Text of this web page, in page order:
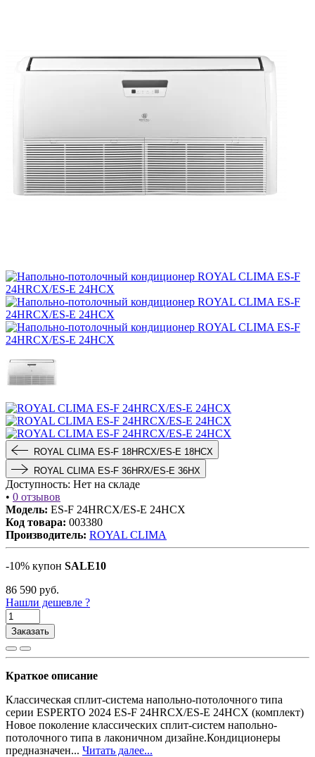
ROYAL CLIMA ES-F 18HRCX/ES-E 18HCX
ROYAL CLIMA ES-F 36HRX/ES-E 36HX
Доступность: Нет на складе
• 0 отзывов
Модель: ES-F 24HRCX/ES-E 24HCX
Код товара: 003380
Производитель: ROYAL CLIMA
-10% купон SALE10
86 590 руб.
Нашли дешевле ?
Заказать
Краткое описание
Классическая сплит-система напольно-потолочного типа
серии ESPERTO 2024 ES-F 24HRCX/ES-E 24HCX (комплект)
Новое поколение классических сплит-систем напольно-
потолочного типа в лаконичном дизайне.Кондиционеры
предназначен... Читать далее...